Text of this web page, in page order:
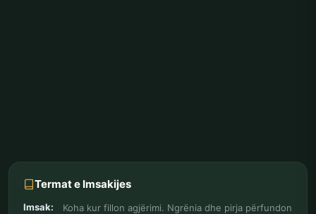
Termat e Imsakijes
Imsak:
Koha kur fillon agjërimi. Ngrënia dhe pirja përfundon